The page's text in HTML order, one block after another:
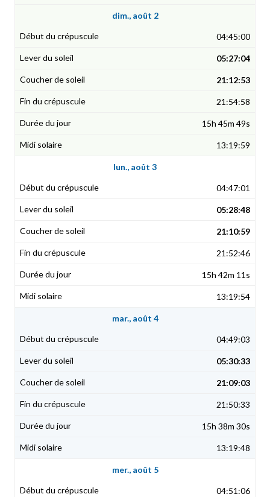
dim., août 2
04:45:00
05:27:04
21:12:53
21:54:58
15h 45m 49s
13:19:59
lun., août 3
04:47:01
05:28:48
21:10:59
21:52:46
15h 42m 11s
13:19:54
mar., août 4
04:49:03
05:30:33
21:09:03
21:50:33
15h 38m 30s
13:19:48
mer., août 5
04:51:06